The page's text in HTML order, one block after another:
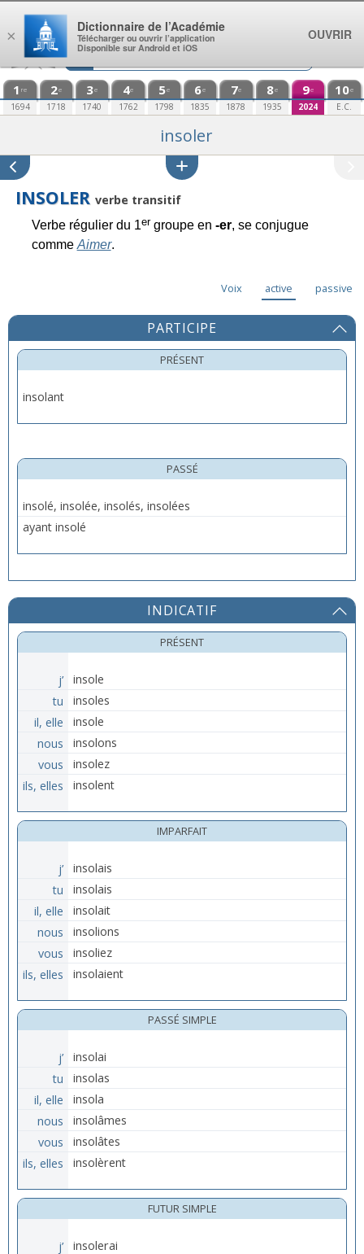
Aller au contenu
1 re
1694
2e
1718
3e
1740
4e
1762
5e
1798
6e
1835
7e
1878
8e
1935
9e
2024
10e
E.C.
insoler
INSOLER verbe transitif
Verbe régulier du 1ergroupe en -er, se conjugue
comme Aimer.
Voix active passive
PARTICIPE
PRÉSENT
insolant
PASSÉ
insolé, insolée, insolés, insolées
ayant insolé
INDICATIF
PRÉSENT
j’
insole
tu
insoles
il, elle
insole
nous
insolons
vous
insolez
ils, elles
insolent
IMPARFAIT
j’
insolais
tu
insolais
il, elle
insolait
nous
insolions
vous
insoliez
ils, elles
insolaient
PASSÉ SIMPLE
j’
insolai
tu
insolas
il, elle
insola
nous
insolâmes
vous
insolâtes
ils, elles
insolèrent
FUTUR SIMPLE
j’
insolerai
×
Dictionnaire de l’Académie
Télécharger ou ouvrir l’application
Disponible sur Android et iOS
OUVRIR